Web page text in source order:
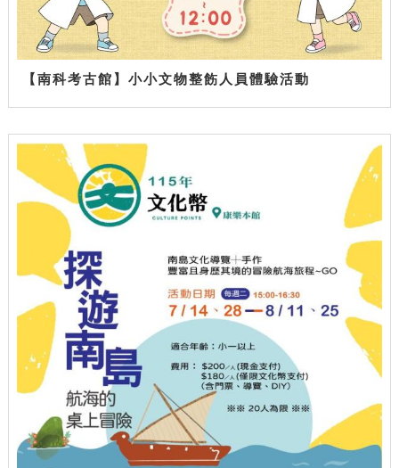
【南科考古館】小小文物整飭人員體驗活動